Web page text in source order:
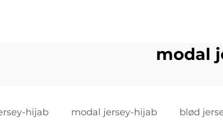
modal
hijab modal jersey-hijab blød